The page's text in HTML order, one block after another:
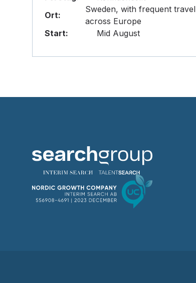
Ort:
Sweden, with frequent travel
across Europe
Start:
Mid August